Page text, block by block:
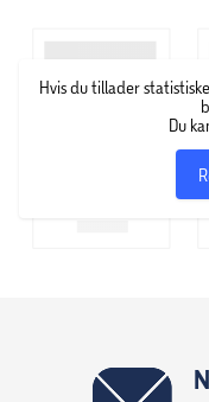
Hvis du tillader
Du